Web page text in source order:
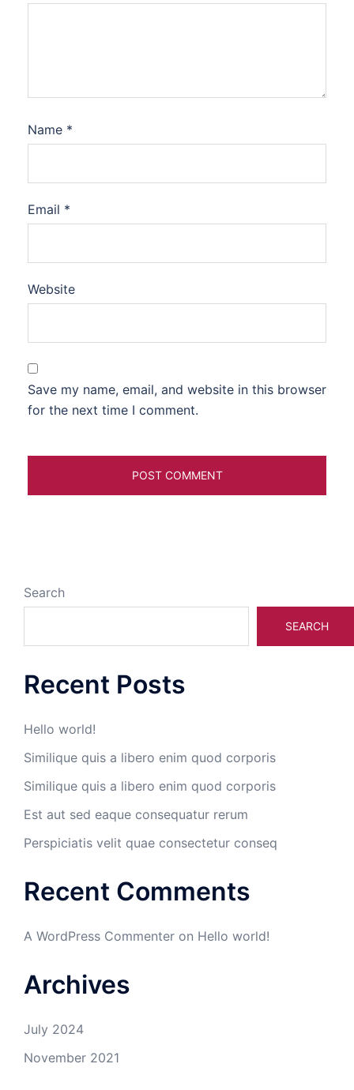
Name *
Email *
Website
Save my name, email, and website in this browser
for the next time I comment.
Search
SEARCH
Recent Posts
Hello world!
Similique quis a libero enim quod corporis
Similique quis a libero enim quod corporis
Est aut sed eaque consequatur rerum
Perspiciatis velit quae consectetur conseq
Recent Comments
A WordPress Commenter on Hello world!
Archives
July 2024
November 2021